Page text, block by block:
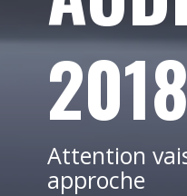
2018
Attention
approche